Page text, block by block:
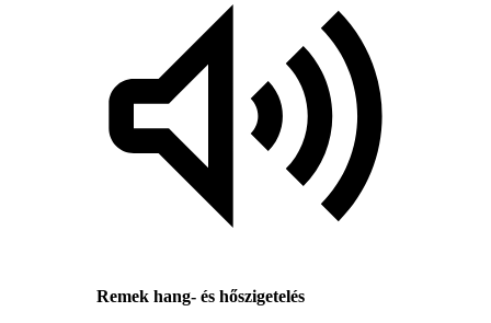
Remek hang- és hőszigetelés